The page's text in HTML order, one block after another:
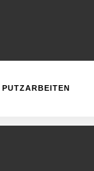
PUTZARBEITEN